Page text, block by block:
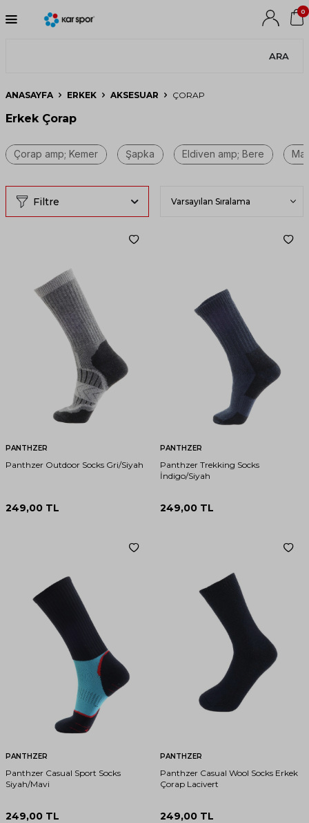
ARA
0
ANASAYFA ERKEK AKSESUAR ÇORAP
Erkek Çorap
Filtre
PANTHZER
Panthzer Outdoor Socks Gri/Siyah
249,00 TL
PANTHZER
Panthzer Trekking Socks
İndigo/Siyah
249,00 TL
PANTHZER
Panthzer Casual Sport Socks
Siyah/Mavi
249,00 TL
PANTHZER
Panthzer Casual Wool Socks Erkek
Çorap Lacivert
249,00 TL